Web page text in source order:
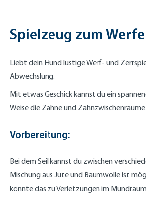
Spielzeug zum
Liebt dein Hund lustige Werf- und
Abwechslung.
Mit etwas Geschick kannst du ein
Weise die Zähne und
Vorbereitung:
Bei dem Seil kannst du zwischen
Mischung aus Jute und Baumwolle ist
könnte das zu Verletzungen im